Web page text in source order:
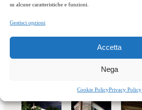
su alcune caratteristiche e funzioni.
Gestisci opzioni
Accetta
Nega
Cookie PolicyPrivacy Policy
Località Polso – 88049,